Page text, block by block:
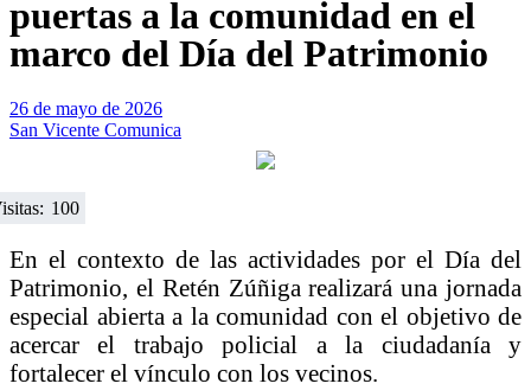
puertas a la comunidad en el
marco del Día del Patrimonio
26 de mayo de 2026
San Vicente Comunica
100
En el contexto de las actividades por el Día del
Patrimonio, el Retén Zúñiga realizará una jornada
especial abierta a la comunidad con el objetivo de
acercar el trabajo policial a la ciudadanía y
fortalecer el vínculo con los vecinos.